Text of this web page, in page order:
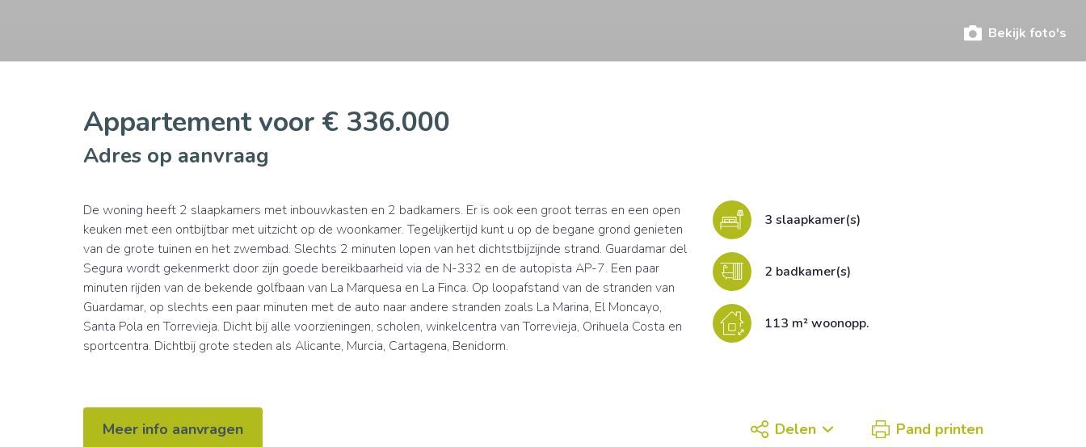
Bekijk foto's
Appartement voor € 336.000
Adres op aanvraag
De woning heeft 2 slaapkamers met inbouwkasten en 2 badkamers. Er is ook een groot terras en een open
keuken met een ontbijtbar met uitzicht op de woonkamer. Tegelijkertijd kunt u op de begane grond genieten
van de grote tuinen en het zwembad. Slechts 2 minuten lopen van het dichtstbijzijnde strand. Guardamar del
Segura wordt gekenmerkt door zijn goede bereikbaarheid via de N-332 en de autopista AP-7. Een paar
minuten rijden van de bekende golfbaan van La Marquesa en La Finca. Op loopafstand van de stranden van
Guardamar, op slechts een paar minuten met de auto naar andere stranden zoals La Marina, El Moncayo,
Santa Pola en Torrevieja. Dicht bij alle voorzieningen, scholen, winkelcentra van Torrevieja, Orihuela Costa en
sportcentra. Dichtbij grote steden als Alicante, Murcia, Cartagena, Benidorm.
3 slaapkamer(s)
2 badkamer(s)
113 m² woonopp.
Meer info aanvragen Delen Pand printen